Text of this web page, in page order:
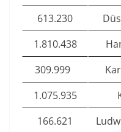
613.230
1.810.438
309.999
1.075.935
166.621